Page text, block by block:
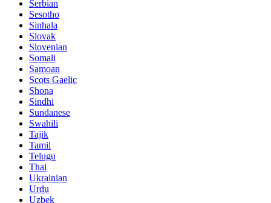
Serbian
Sesotho
Sinhala
Slovak
Slovenian
Somali
Samoan
Scots Gaelic
Shona
Sindhi
Sundanese
Swahili
Tajik
Tamil
Telugu
Thai
Ukrainian
Urdu
Uzbek